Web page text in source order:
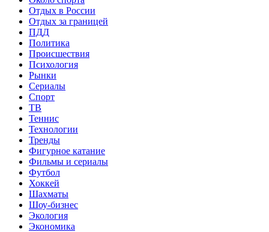
Отдых в России
Отдых за границей
ПДД
Политика
Происшествия
Психология
Рынки
Сериалы
Спорт
ТВ
Теннис
Технологии
Тренды
Фигурное катание
Фильмы и сериалы
Футбол
Хоккей
Шахматы
Шоу-бизнес
Экология
Экономика